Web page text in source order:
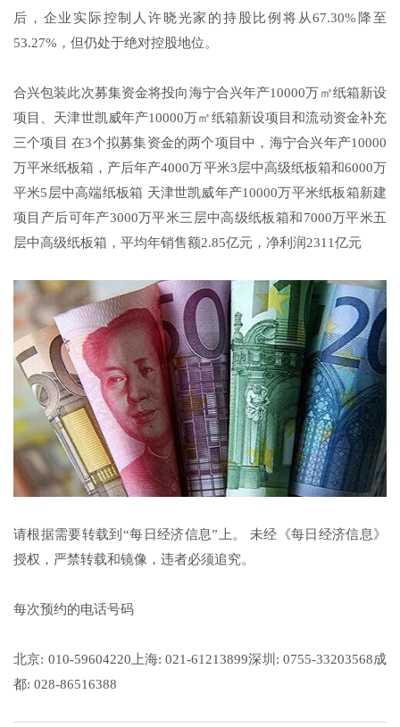
后，企业实际控制人许晓光家的持股比例将从67.30%降至
53.27%，但仍处于绝对控股地位。
合兴包装此次募集资金将投向海宁合兴年产10000万㎡纸箱新设
项目、天津世凯威年产10000万㎡纸箱新设项目和流动资金补充
三个项目 在3个拟募集资金的两个项目中，海宁合兴年产10000
万平米纸板箱，产后年产4000万平米3层中高级纸板箱和6000万
平米5层中高端纸板箱 天津世凯威年产10000万平米纸板箱新建
项目产后可年产3000万平米三层中高级纸板箱和7000万平米五
层中高级纸板箱，平均年销售额2.85亿元，净利润2311亿元
请根据需要转载到“每日经济信息”上。 未经《每日经济信息》
授权，严禁转载和镜像，违者必须追究。
每次预约的电话号码
北京: 010-59604220上海: 021-61213899深圳: 0755-33203568成
都: 028-86516388